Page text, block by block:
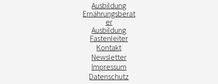
Ausbildung
Ernährungsberat
er
Ausbildung
Fastenleiter
Kontakt
Newsletter
Impressum
Datenschutz